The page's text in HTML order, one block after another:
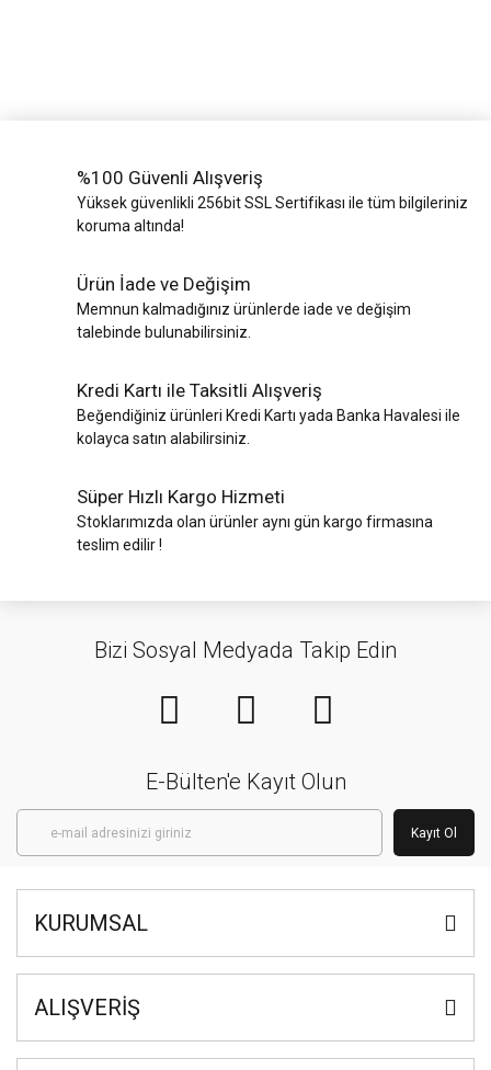
%100 Güvenli Alışveriş
Yüksek güvenlikli 256bit SSL Sertifikası ile tüm bilgileriniz
koruma altında!
Ürün İade ve Değişim
Memnun kalmadığınız ürünlerde iade ve değişim
talebinde bulunabilirsiniz.
Kredi Kartı ile Taksitli Alışveriş
Beğendiğiniz ürünleri Kredi Kartı yada Banka Havalesi ile
kolayca satın alabilirsiniz.
Süper Hızlı Kargo Hizmeti
Stoklarımızda olan ürünler aynı gün kargo firmasına
teslim edilir !
Bizi Sosyal Medyada Takip Edin
E-Bülten'e Kayıt Olun
Kayıt Ol
KURUMSAL
ALIŞVERİŞ